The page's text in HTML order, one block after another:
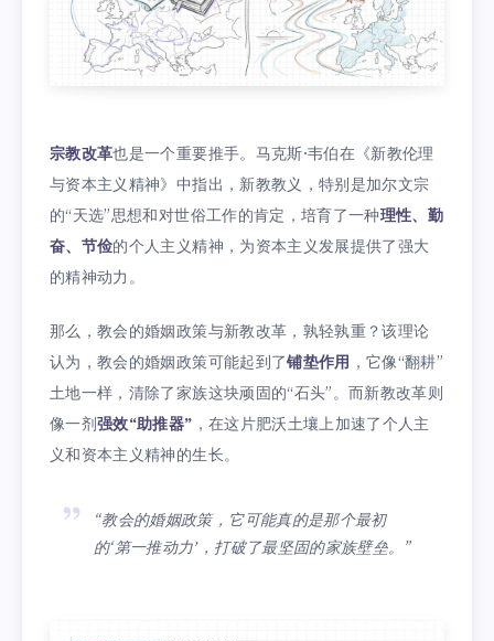
宗教改革也是一个重要推手。马克斯·韦伯在《新教伦理
与资本主义精神》中指出，新教教义，特别是加尔文宗
的“天选”思想和对世俗工作的肯定，培育了一种理性、勤
奋、节俭的个人主义精神，为资本主义发展提供了强大
的精神动力。
那么，教会的婚姻政策与新教改革，孰轻孰重？该理论
认为，教会的婚姻政策可能起到了铺垫作用 ，它像“翻耕”
土地一样，清除了家族这块顽固的“石头”。而新教改革则
像一剂强效“助推器” ，在这片肥沃土壤上加速了个人主
义和资本主义精神的生长。
“教会的婚姻政策，它可能真的是那个最初
的‘第一推动力’，打破了最坚固的家族壁垒。”